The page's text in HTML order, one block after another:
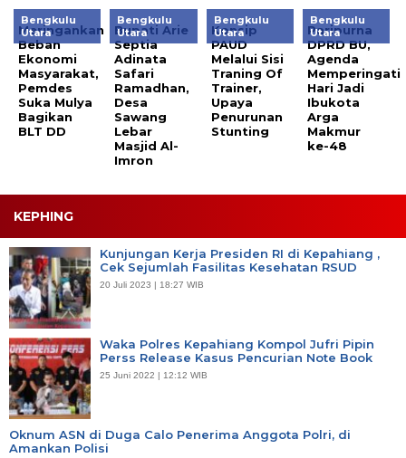
Bengkulu
Utara
Meringankan
Beban
Ekonomi
Masyarakat,
Pemdes
Suka Mulya
Bagikan
BLT DD
Bengkulu
Utara
Bupati Arie
Septia
Adinata
Safari
Ramadhan,
Desa
Sawang
Lebar
Masjid Al-
Imron
Bengkulu
Utara
Konsip
PAUD
Melalui Sisi
Traning Of
Trainer,
Upaya
Penurunan
Stunting
Bengkulu
Utara
Paripurna
DPRD BU,
Agenda
Memperingati
Hari Jadi
Ibukota
Arga
Makmur
ke-48
KEPHING
Kunjungan Kerja Presiden RI di Kepahiang ,
Cek Sejumlah Fasilitas Kesehatan RSUD
20 Juli 2023 | 18:27 WIB
Waka Polres Kepahiang Kompol Jufri Pipin
Perss Release Kasus Pencurian Note Book
25 Juni 2022 | 12:12 WIB
Oknum ASN di Duga Calo Penerima Anggota Polri, di
Amankan Polisi